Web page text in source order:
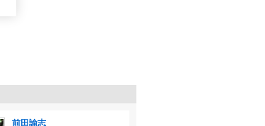
前田諭志